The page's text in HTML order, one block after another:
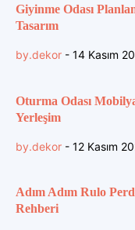
Giyinme Odası
Tasarım
by.dekor - 14 Kasım
Oturma Odası
Yerleşim
by.dekor - 12 Kasım
Adım Adım Rulo
Rehberi